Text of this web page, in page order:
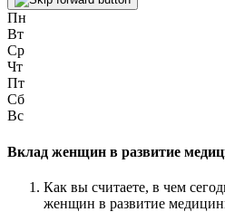
Пн
Вт
Ср
Чт
Пт
Сб
Вс
Вклад женщин в развитие
Как вы считаете, в чем
женщин в развитие